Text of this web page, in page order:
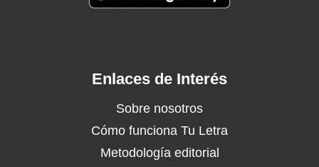
Enlaces de Interés
Sobre nosotros
Cómo funciona Tu Letra
Metodología editorial